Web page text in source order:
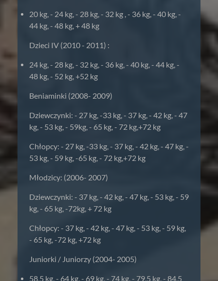
20 kg, - 24 kg, - 28 kg, - 32 kg , - 36 kg, - 40 kg, -
44 kg, - 48 kg, + 48 kg
Dzieci IV (2010 - 2011) :
24 kg, - 28 kg, - 32 kg, - 36 kg, - 40 kg, - 44 kg, -
48 kg, - 52 kg, +52 kg
Beniaminki (2008- 2009)
Dziewczynki: - 27 kg, -33 kg, - 37 kg, - 42 kg, - 47
kg, - 53 kg, - 59kg, - 65 kg, - 72 kg,+72 kg
Chłopcy: - 27 kg, -33 kg, - 37 kg, - 42 kg, - 47 kg, -
53 kg, - 59 kg, -65 kg, - 72 kg,+72 kg
Młodzicy: (2006- 2007)
Dziewczynki: - 37 kg, - 42 kg, - 47 kg, - 53 kg, - 59
kg, - 65 kg, -72kg, + 72 kg
Chłopcy: - 37 kg, - 42 kg, - 47 kg, - 53 kg, - 59 kg,
- 65 kg, -72 kg, +72 kg
Juniorki / Juniorzy (2004- 2005)
58,5 kg, - 64 kg, - 69 kg, - 74 kg, - 79,5 kg, - 84,5